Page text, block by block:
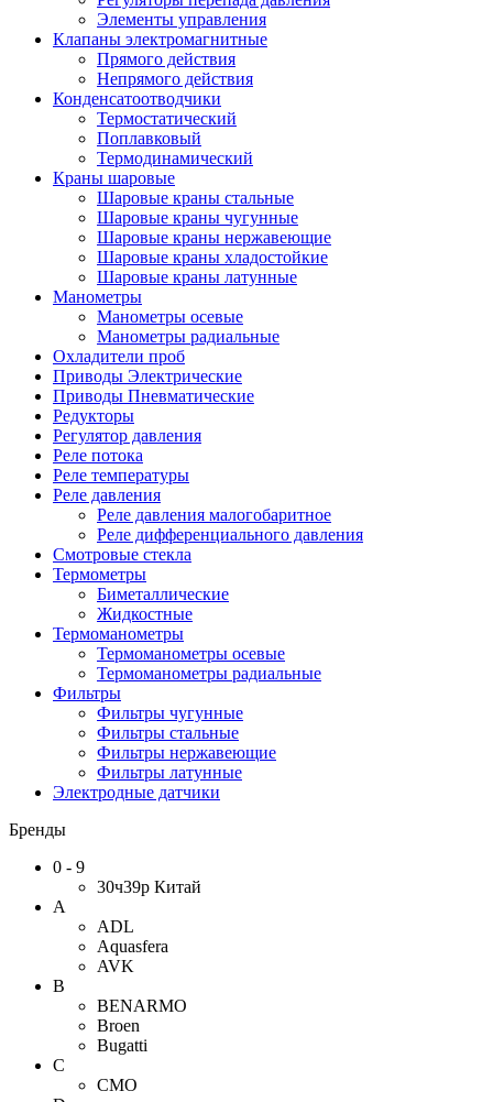
Элементы управления
Клапаны электромагнитные
Прямого действия
Непрямого действия
Конденсатоотводчики
Термостатический
Поплавковый
Термодинамический
Краны шаровые
Шаровые краны стальные
Шаровые краны чугунные
Шаровые краны нержавеющие
Шаровые краны хладостойкие
Шаровые краны латунные
Манометры
Манометры осевые
Манометры радиальные
Охладители проб
Приводы Электрические
Приводы Пневматические
Редукторы
Регулятор давления
Реле потока
Реле температуры
Реле давления
Реле давления малогобаритное
Реле дифференциального давления
Смотровые стекла
Термометры
Биметаллические
Жидкостные
Термоманометры
Термоманометры осевые
Термоманометры радиальные
Фильтры
Фильтры чугунные
Фильтры стальные
Фильтры нержавеющие
Фильтры латунные
Электродные датчики
Бренды
0 - 9
30ч39р Китай
A
ADL
Aquasfera
AVK
B
BENARMO
Broen
Bugatti
C
CMO